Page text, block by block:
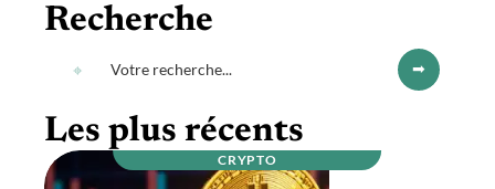
Recherche
Les plus récents
CRYPTO